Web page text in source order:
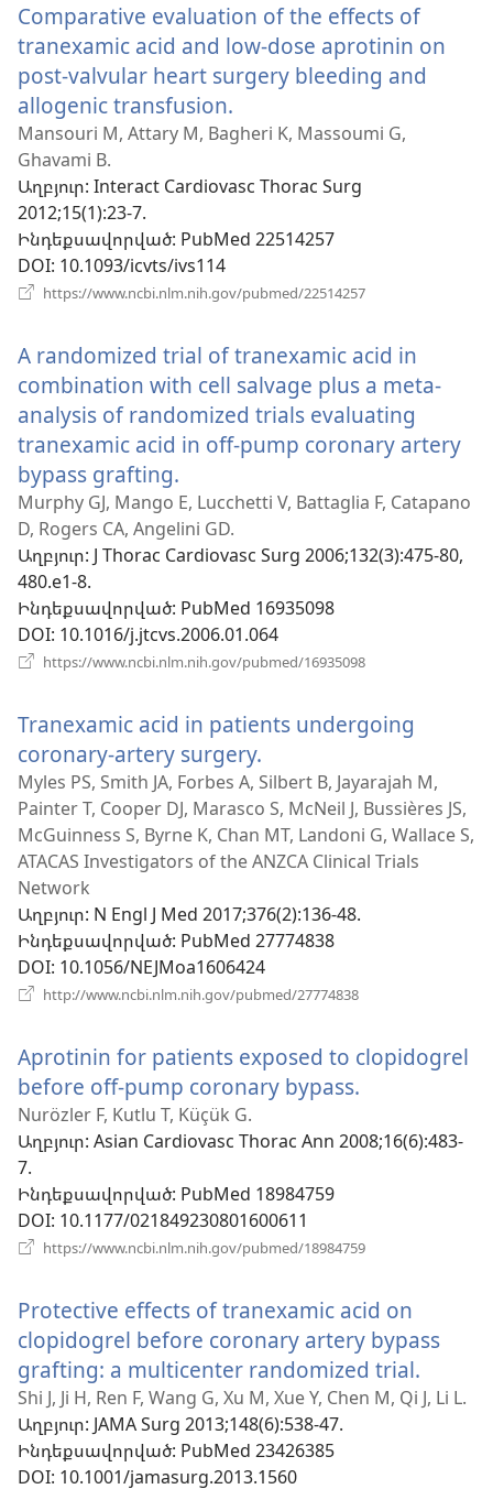
պատուհան)
Comparative evaluation of the effects of
tranexamic acid and low-dose aprotinin on
post-valvular heart surgery bleeding and
allogenic transfusion.
է
պատուհան)
Mansouri M, Attary M, Bagheri K, Massoumi G,
Ghavami B.
Աղբյուր‎: Interact Cardiovasc Thorac Surg
2012;15(1):23-7.
Ինդեքսավորված‎: PubMed 22514257
DOI‎: 10.1093/icvts/ivs114
https://www.ncbi.nlm.nih.gov/pubmed/22514257
պատուհան)
A randomized trial of tranexamic acid in
combination with cell salvage plus a meta-
analysis of randomized trials evaluating
tranexamic acid in off-pump coronary artery
bypass grafting.
է
նոր
պատուհան)
Murphy GJ, Mango E, Lucchetti V, Battaglia F, Catapano
D, Rogers CA, Angelini GD.
Աղբյուր‎: J Thorac Cardiovasc Surg 2006;132(3):475-80,
480.e1-8.
Ինդեքսավորված‎: PubMed 16935098
DOI‎: 10.1016/j.jtcvs.2006.01.064
https://www.ncbi.nlm.nih.gov/pubmed/16935098
պատուհան)
Tranexamic acid in patients undergoing
coronary-artery surgery.
է
նոր
պատուհան)
Myles PS, Smith JA, Forbes A, Silbert B, Jayarajah M,
Painter T, Cooper DJ, Marasco S, McNeil J, Bussières JS,
McGuinness S, Byrne K, Chan MT, Landoni G, Wallace S,
ATACAS Investigators of the ANZCA Clinical Trials
Network
Աղբյուր‎: N Engl J Med 2017;376(2):136-48.
Ինդեքսավորված‎: PubMed 27774838
DOI‎: 10.1056/NEJMoa1606424
http://www.ncbi.nlm.nih.gov/pubmed/27774838
պատուհան)
Aprotinin for patients exposed to clopidogrel
before off-pump coronary bypass.
նոր
Nurözler F, Kutlu T, Küçük G.
Աղբյուր‎: Asian Cardiovasc Thorac Ann 2008;16(6):483-
7.
Ինդեքսավորված‎: PubMed 18984759
DOI‎: 10.1177/021849230801600611
https://www.ncbi.nlm.nih.gov/pubmed/18984759
պատուհան)
Protective effects of tranexamic acid on
clopidogrel before coronary artery bypass
grafting: a multicenter randomized trial.
է
Shi J, Ji H, Ren F, Wang G, Xu M, Xue Y, Chen M, Qi J, Li L.
Աղբյուր‎: JAMA Surg 2013;148(6):538-47.
Ինդեքսավորված‎: PubMed 23426385
DOI‎: 10.1001/jamasurg.2013.1560